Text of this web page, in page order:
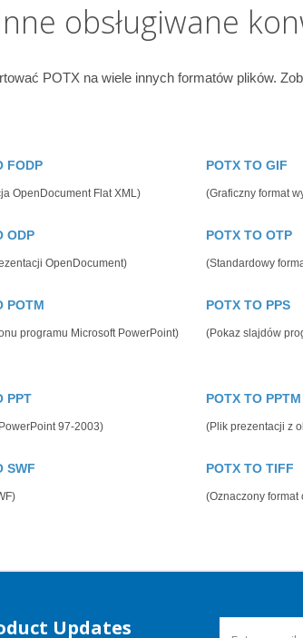
obsługiwane
POTX na wiele innych formatów plików.
FODP
OpenDocument Flat XML)
POTX TO GIF
(Graficzny format
ODP
OpenDocument)
POTX TO OTP
(Standardowy
POTM
programu Microsoft PowerPoint)
POTX TO PPS
(Pokaz slajdów
PPT
97-2003)
POTX TO PPTM
(Plik prezentacji z
SWF POTX TO TIFF
(Oznaczony format
Updates